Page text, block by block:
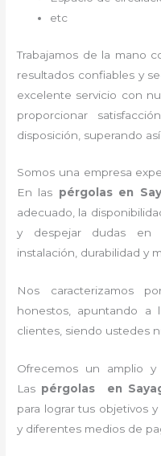
etc
Trabajamos de la mano
resultados confiables y
excelente servicio con
proporcionar
disposición, superando
Somos una empresa
En las pérgolas en
adecuado, la
y despejar dudas en
instalación, durabilidad y
Nos caracterizamos
honestos, apuntando a
clientes, siendo ustedes
Ofrecemos un amplio y
Las pérgolas en
para lograr tus objetivos
y diferentes medios de